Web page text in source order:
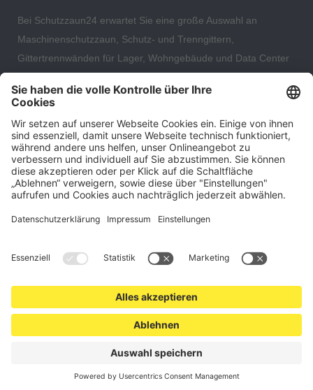
Bei Schutzzaun24 erwartet Sie eine große Auswahl an
Maschinenschutzzaun, Schutz- und Trenngittern,
Gittertrennwänden für Lager, Wohngebäude und Data Center
hochwertige Gartenzäune und Zaunsysteme für die sichere
öffentlichen Grundstücken. Darüber hinaus finden Sie bei uns
Produkte der Betriebsausstattung, wie Absperrtechnik,
Transportgeräte, Verkehrssicherung sowie Bau- und
Eventsicherung.
Cookie-Einstellungen Über uns
freibleibend. Solange der Vorrat reicht.
© 2026 schutzzaun24.de